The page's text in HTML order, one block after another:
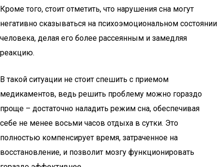
Кроме того, стоит отметить, что нарушения сна могут
негативно сказываться на психоэмоциональном состоянии
человека, делая его более рассеянным и замедляя
реакцию.
В такой ситуации не стоит спешить с приемом
медикаментов, ведь решить проблему можно гораздо
проще – достаточно наладить режим сна, обеспечивая
себе не менее восьми часов отдыха в сутки. Это
полностью компенсирует время, затраченное на
восстановление, и позволит мозгу функционировать